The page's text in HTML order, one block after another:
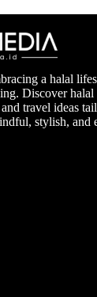
a halal
Discover halal
travel ideas
stylish, and